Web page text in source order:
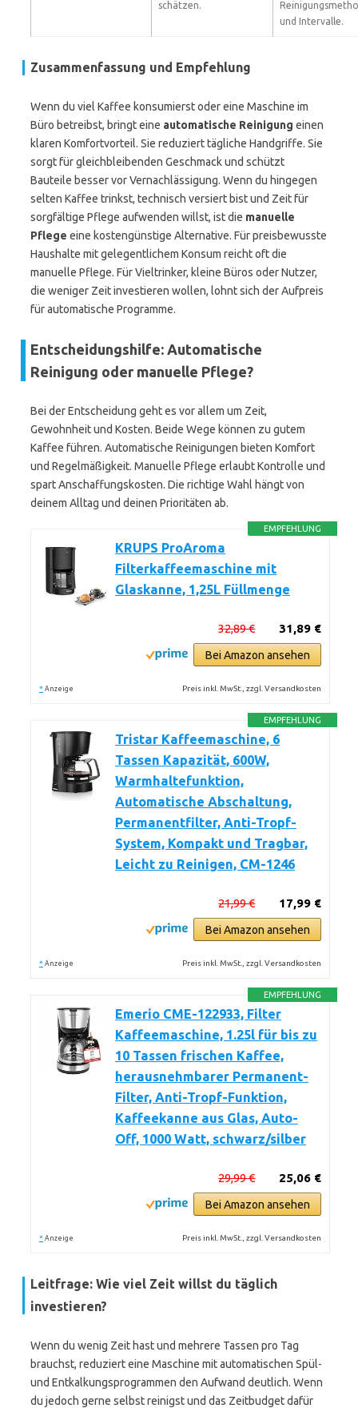
schätzen.
und Intervalle.
Zusammenfassung und Empfehlung
Wenn du viel Kaffee konsumierst oder eine Maschine im
Büro betreibst, bringt eine automatische Reinigung einen
klaren Komfortvorteil. Sie reduziert tägliche Handgriffe. Sie
sorgt für gleichbleibenden Geschmack und schützt
Bauteile besser vor Vernachlässigung. Wenn du hingegen
selten Kaffee trinkst, technisch versiert bist und Zeit für
sorgfältige Pflege aufwenden willst, ist die manuelle
Pflege eine kostengünstige Alternative. Für preisbewusste
Haushalte mit gelegentlichem Konsum reicht oft die
manuelle Pflege. Für Vieltrinker, kleine Büros oder Nutzer,
die weniger Zeit investieren wollen, lohnt sich der Aufpreis
für automatische Programme.
Entscheidungshilfe: Automatische
Reinigung oder manuelle Pflege?
Bei der Entscheidung geht es vor allem um Zeit,
Gewohnheit und Kosten. Beide Wege können zu gutem
Kaffee führen. Automatische Reinigungen bieten Komfort
und Regelmäßigkeit. Manuelle Pflege erlaubt Kontrolle und
spart Anschaffungskosten. Die richtige Wahl hängt von
deinem Alltag und deinen Prioritäten ab.
EMPFEHLUNG
KRUPS ProAroma
Filterkaffeemaschine mit
Glaskanne, 1,25L Füllmenge
31,89 €
32,89 €
Bei Amazon ansehen
* Anzeige Preis inkl. MwSt., zzgl. Versandkosten
EMPFEHLUNG
Tristar Kaffeemaschine, 6
Tassen Kapazität, 600W,
Warmhaltefunktion,
Automatische Abschaltung,
Permanentfilter, Anti-Tropf-
System, Kompakt und Tragbar,
Leicht zu Reinigen, CM-1246
17,99 €
21,99 €
Bei Amazon ansehen
* Anzeige Preis inkl. MwSt., zzgl. Versandkosten
EMPFEHLUNG
Emerio CME-122933, Filter
Kaffeemaschine, 1.25l für bis zu
10 Tassen frischen Kaffee,
herausnehmbarer Permanent-
Filter, Anti-Tropf-Funktion,
Kaffeekanne aus Glas, Auto-
Off, 1000 Watt, schwarz/silber
25,06 €
29,99 €
Bei Amazon ansehen
* Anzeige Preis inkl. MwSt., zzgl. Versandkosten
Leitfrage: Wie viel Zeit willst du täglich
investieren?
Wenn du wenig Zeit hast und mehrere Tassen pro Tag
brauchst, reduziert eine Maschine mit automatischen Spül-
und Entkalkungsprogrammen den Aufwand deutlich. Wenn
du jedoch gerne selbst reinigst und das Zeitbudget dafür